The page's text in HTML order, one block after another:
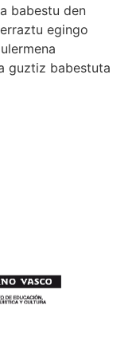
babestu den
egingo
guztiz babestuta